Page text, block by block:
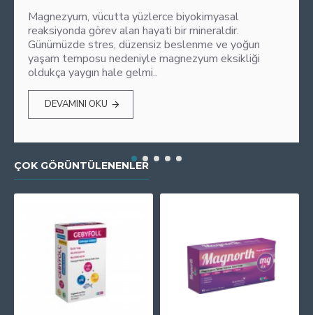
Magnezyum, vücutta yüzlerce biyokimyasal
reaksiyonda görev alan hayati bir mineraldir.
Günümüzde stres, düzensiz beslenme ve yoğun
yaşam temposu nedeniyle magnezyum eksikliği
oldukça yaygın hale gelmi..
DEVAMINI OKU
ÇOK GÖRÜNTÜLENENLER